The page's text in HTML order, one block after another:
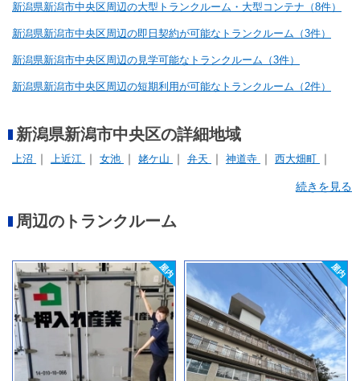
新潟県新潟市中央区周辺の大型トランクルーム・大型コンテナ（8件）
新潟県新潟市中央区周辺の即日契約が可能なトランクルーム（3件）
新潟県新潟市中央区周辺の見学可能なトランクルーム（3件）
新潟県新潟市中央区周辺の短期利用が可能なトランクルーム（2件）
新潟県新潟市中央区の詳細地域
上沼 上近江 女池 姥ケ山 弁天 神道寺
西大畑町
続きを見る
周辺のトランクルーム